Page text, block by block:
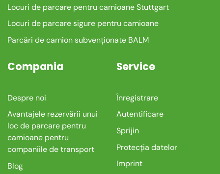
Locuri de parcare pentru camioane Stuttgart
Locuri de parcare sigure pentru camioane
Parcări de camion subvenționate BALM
Compania
Despre noi
Avantajele rezervării unui
loc de parcare pentru
camioane pentru
companiile de transport
Blog
Service
Înregistrare
Autentificare
Sprijin
Protecția datelor
Imprint